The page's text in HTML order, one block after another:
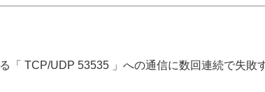
TCP/UDP 53535 」への通信に数回連続で失敗